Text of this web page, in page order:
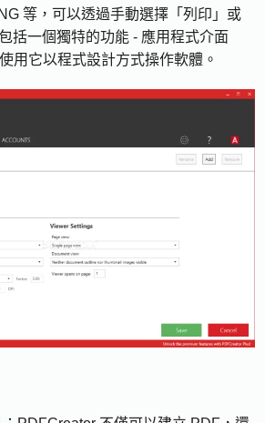
等，可以透過手動選擇「列印」或
括一個獨特的功能 - 應用程式介面
用它以程式設計方式操作軟體。